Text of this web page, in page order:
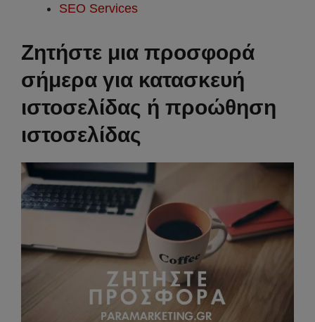
SEO Services
Ζητήστε μια προσφορά
σήμερα για κατασκευή
ιστοσελίδας ή προώθηση
ιστοσελίδας